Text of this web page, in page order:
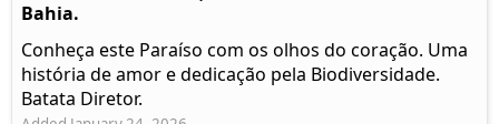
Bahia.
Conheça este Paraíso com os olhos do coração. Uma
história de amor e dedicação pela Biodiversidade.
Batata Diretor.